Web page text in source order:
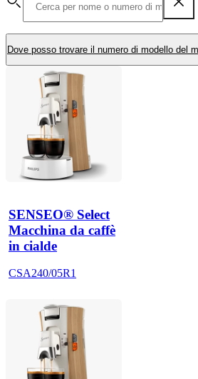
Dove posso trovare il numero di modello del
SENSEO® Select
Macchina da caffè
in cialde
CSA240/05R1